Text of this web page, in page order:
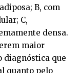
B, com
C,
densa.
maior
diagnóstica que
quanto pelo